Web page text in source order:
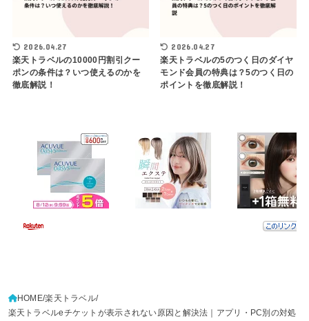
2026.04.27
楽天トラベルの10000円割引クー
ポンの条件は？いつ使えるのかを
徹底解説！
2026.04.27
楽天トラベルの5のつく日のダイヤ
モンド会員の特典は？5のつく日の
ポイントを徹底解説！
HOME 楽天トラベル
楽天トラベルeチケットが表示されない原因と解決法｜アプリ・PC別の対処